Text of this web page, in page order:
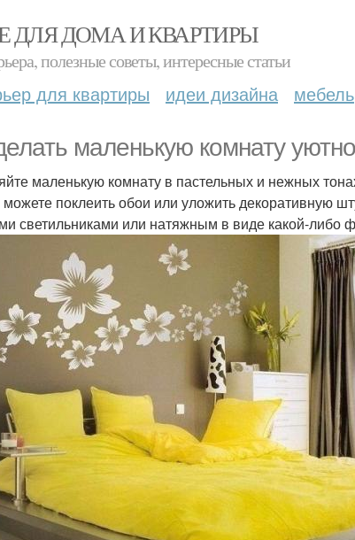
ДЛЯ ДОМА И КВАРТИРЫ
полезные советы, интересные статьи
для квартиры идеи дизайна мебель
маленькую комнату
маленькую комнату в пастельных и нежных
поклеить обои или уложить декоративную
светильниками или натяжным в виде какой-либо